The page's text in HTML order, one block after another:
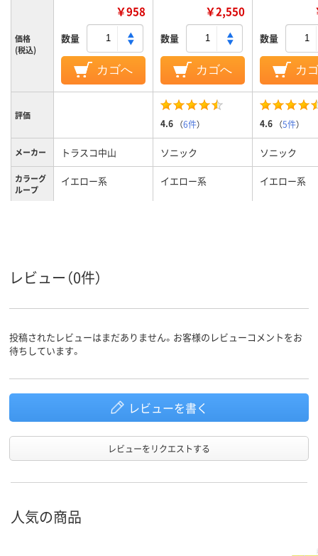
価格
(税込)
￥958
数量
カゴへ
￥2,550
数量
カゴへ
数量
カ
評価
4.6 （6件） 4.6 （5件）
メーカー トラスコ中山 ソニック ソニック
カラーグ
ループ
イエロー系 イエロー系 イエロー系
レビュー（0件）
投稿されたレビューはまだありません。お客様のレビューコメントをお
待ちしています。
レビューを書く
レビューをリクエストする
人気の商品